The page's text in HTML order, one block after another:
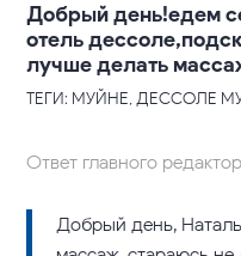
Добрый день!едем
отель
лучше делать
ТЕГИ: МУЙНЕ, ДЕССОЛЕ
Ответ главного
Добрый день,